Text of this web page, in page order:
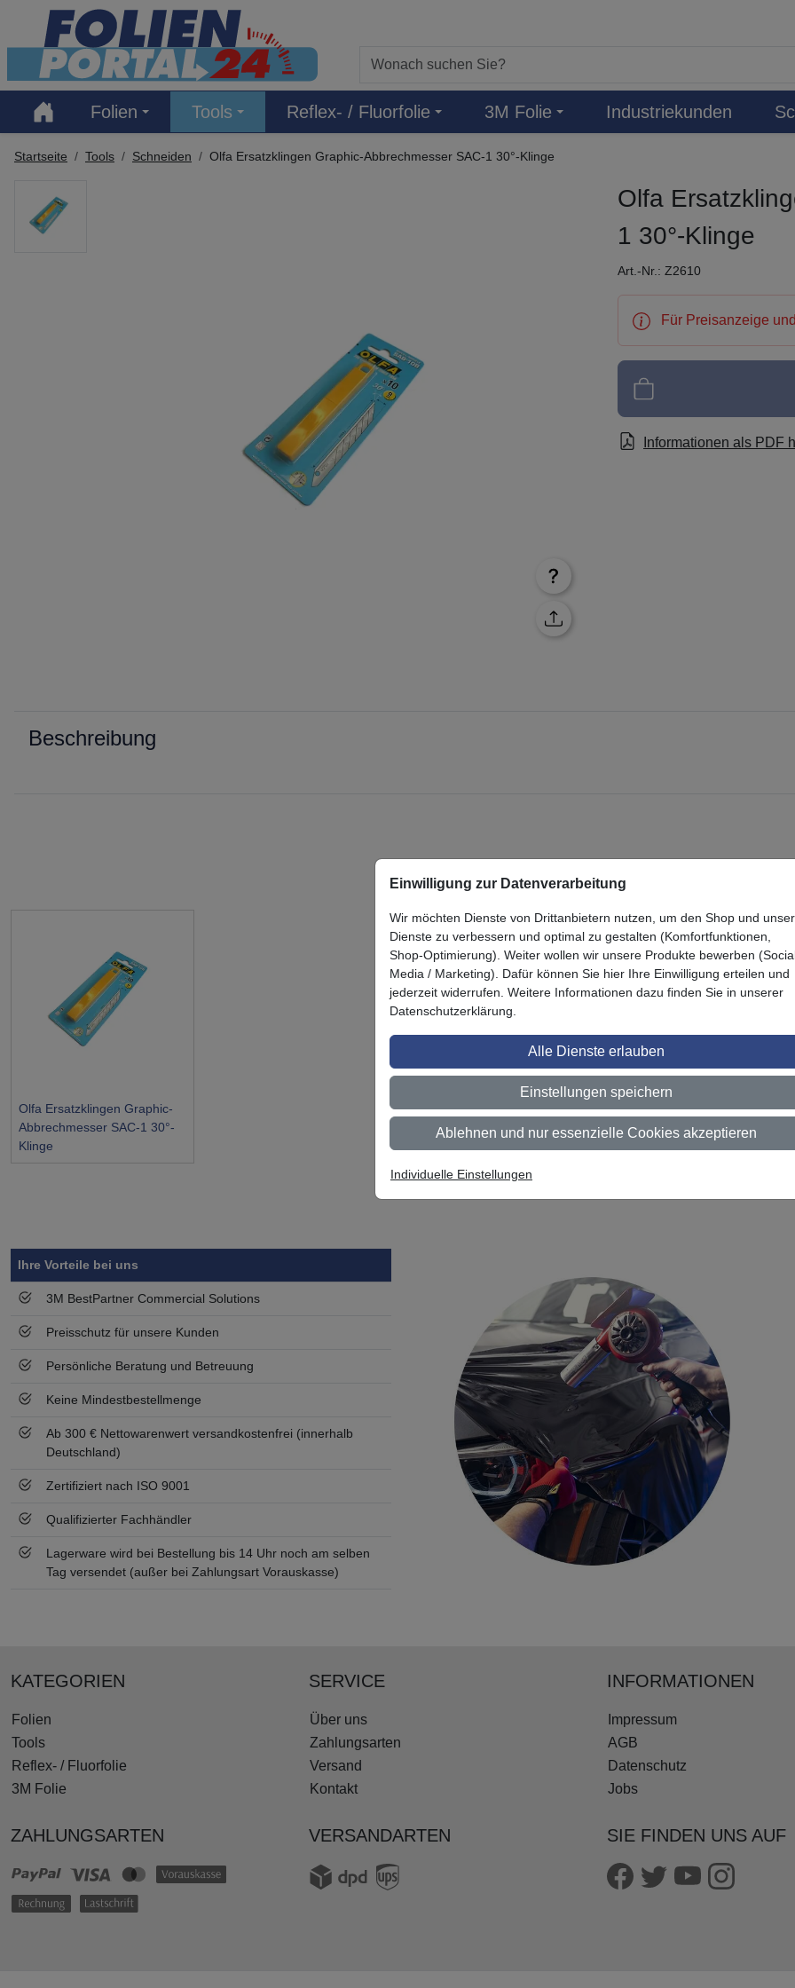
Hauptregion der Seite anspringen
Folien Tools Reflex- / Fluorfolie 3M Folie Industriekunden
Startseite Tools Schneiden Olfa Ersatzklingen Graphic-Abbrechmesser SAC-1 30°-Klinge
Olfa
1 30°-Klinge
Art.-Nr.: Z2610
Für Preisanzeige
Informationen als PDF
Beschreibung
Olfa Ersatzklingen Graphic-
Abbrechmesser SAC-1 30°-
Klinge
Ihre Vorteile bei uns
3M BestPartner Commercial Solutions
Preisschutz für unsere Kunden
Persönliche Beratung und Betreuung
Keine Mindestbestellmenge
Ab 300 € Nettowarenwert versandkostenfrei (innerhalb
Deutschland)
Zertifiziert nach ISO 9001
Qualifizierter Fachhändler
Lagerware wird bei Bestellung bis 14 Uhr noch am selben
Tag versendet (außer bei Zahlungsart Vorauskasse)
KATEGORIEN
Folien
Tools
Reflex- / Fluorfolie
3M Folie
SERVICE
Über uns
Zahlungsarten
Versand
Kontakt
INFORMATIONEN
Impressum
AGB
Datenschutz
Jobs
ZAHLUNGSARTEN VERSANDARTEN SIE FINDEN UNS AUF
Einwilligung zur Datenverarbeitung
Wir möchten Dienste von Drittanbietern nutzen, um den Shop und
Dienste zu verbessern und optimal zu gestalten (Komfortfunktionen,
Shop-Optimierung). Weiter wollen wir unsere Produkte bewerben
Media / Marketing). Dafür können Sie hier Ihre Einwilligung erteilen und
jederzeit widerrufen. Weitere Informationen dazu finden Sie in unserer
Datenschutzerklärung.
Alle Dienste erlauben
Einstellungen speichern
Ablehnen und nur essenzielle Cookies akzeptieren
Individuelle Einstellungen